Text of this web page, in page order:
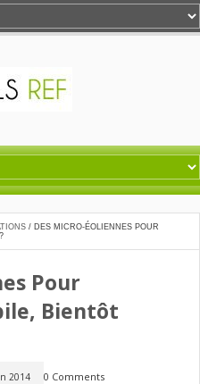
/ DES MICRO-ÉOLIENNES POUR
Pour
Bientôt
2014 0 Comments